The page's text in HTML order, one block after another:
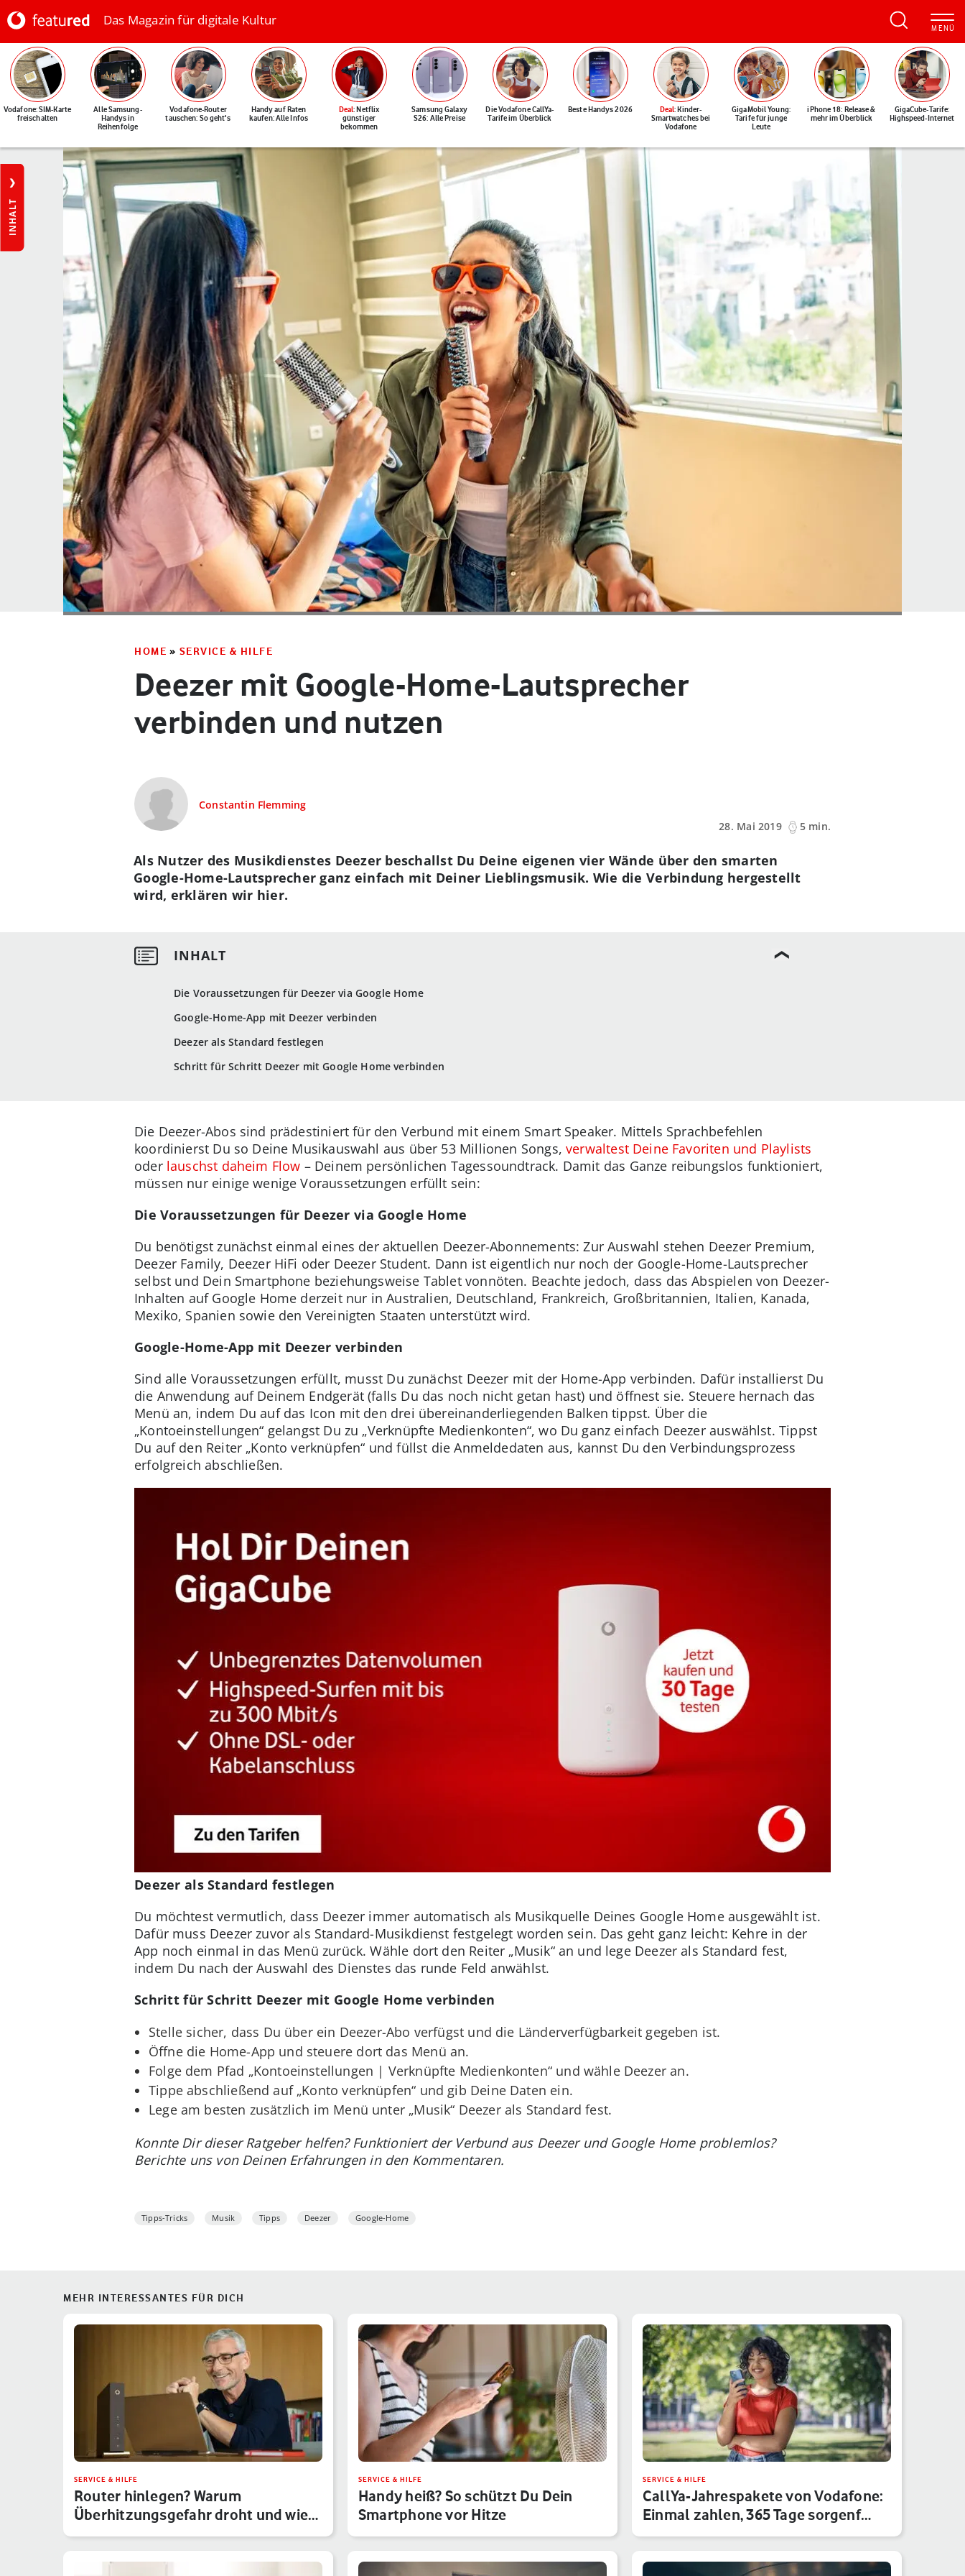
Das Magazin für digitale Kultur
Vodafone: SIM-Karte
freischalten
Alle Samsung-
Handys in
Reihenfolge
Vodafone-Router
tauschen: So geht's
Handy auf Raten
kaufen: Alle Infos
Deal: Netflix
günstiger
bekommen
Samsung Galaxy
S26: Alle Preise
Die Vodafone CallYa-
Tarife im Überblick
Beste Handys 2026 Deal: Kinder-
Smartwatches bei
Vodafone
GigaMobil Young:
Tarife für junge
Leute
iPhone 18: Release &
mehr im Überblick
GigaCube-Tarife:
Highspeed-Internet
INHALT
HOME » SERVICE & HILFE
Deezer mit Google-Home-Lautsprecher
verbinden und nutzen
Constantin Flemming
28. Mai 2019
5 min.
Die Voraussetzungen für Deezer via Google Home
Google-Home-App mit Deezer verbinden
Deezer als Standard festlegen
Schritt für Schritt Deezer mit Google Home verbinden
Als Nutzer des Musikdienstes Deezer beschallst Du Deine eigenen vier Wände über den smarten
Google-Home-Lautsprecher ganz einfach mit Deiner Lieblingsmusik. Wie die Verbindung hergestellt
wird, erklären wir hier.
Die Deezer-Abos sind prädestiniert für den Verbund mit einem Smart Speaker. Mittels Sprachbefehlen
koordinierst Du so Deine Musikauswahl aus über 53 Millionen Songs,verwaltest Deine Favoriten und Playlists
oder lauschst daheim Flow – Deinem persönlichen Tagessoundtrack. Damit das Ganze reibungslos funktioniert,
müssen nur einige wenige Voraussetzungen erfüllt sein:
Die Voraussetzungen für Deezer via Google Home
Du benötigst zunächst einmal eines der aktuellen Deezer-Abonnements: Zur Auswahl stehen Deezer Premium,
Deezer Family, Deezer HiFi oder Deezer Student. Dann ist eigentlich nur noch der Google-Home-Lautsprecher
selbst und Dein Smartphone beziehungsweise Tablet vonnöten. Beachte jedoch, dass das Abspielen von Deezer-
Inhalten auf Google Home derzeit nur in Australien, Deutschland, Frankreich, Großbritannien, Italien, Kanada,
Mexiko, Spanien sowie den Vereinigten Staaten unterstützt wird.
Google-Home-App mit Deezer verbinden
Sind alle Voraussetzungen erfüllt, musst Du zunächst Deezer mit der Home-App verbinden. Dafür installierst Du
die Anwendung auf Deinem Endgerät (falls Du das noch nicht getan hast) und öffnest sie. Steuere hernach das
Menü an, indem Du auf das Icon mit den drei übereinanderliegenden Balken tippst. Über die
„Kontoeinstellungen“ gelangst Du zu „Verknüpfte Medienkonten“, wo Du ganz einfach Deezer auswählst. Tippst
Du auf den Reiter „Konto verknüpfen“ und füllst die Anmeldedaten aus, kannst Du den Verbindungsprozess
erfolgreich abschließen.
Deezer als Standard festlegen
Du möchtest vermutlich, dass Deezer immer automatisch als Musikquelle Deines Google Home ausgewählt ist.
Dafür muss Deezer zuvor als Standard-Musikdienst festgelegt worden sein. Das geht ganz leicht: Kehre in der
App noch einmal in das Menü zurück. Wähle dort den Reiter „Musik“ an und lege Deezer als Standard fest,
indem Du nach der Auswahl des Dienstes das runde Feld anwählst.
Schritt für Schritt Deezer mit Google Home verbinden
Stelle sicher, dass Du über ein Deezer-Abo verfügst und die Länderverfügbarkeit gegeben ist.
Öffne die Home-App und steuere dort das Menü an.
Folge dem Pfad „Kontoeinstellungen | Verknüpfte Medienkonten“ und wähle Deezer an.
Tippe abschließend auf „Konto verknüpfen“ und gib Deine Daten ein.
Lege am besten zusätzlich im Menü unter „Musik“ Deezer als Standard fest.
Konnte Dir dieser Ratgeber helfen? Funktioniert der Verbund aus Deezer und Google Home problemlos?
Berichte uns von Deinen Erfahrungen in den Kommentaren.
Tipps-Tricks Musik Tipps Deezer Google-Home
MEHR INTERESSANTES FÜR DICH
SERVICE & HILFE
Router hinlegen? Warum
Überhitzungsgefahr droht und wie
Du das um…
SERVICE & HILFE
Handy heiß? So schützt Du Dein
Smartphone vor Hitze
SERVICE & HILFE
CallYa-Jahrespakete von Vodafone:
Einmal zahlen, 365 Tage sorgenf…